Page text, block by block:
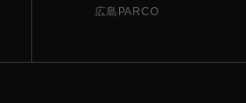
広島PARCO